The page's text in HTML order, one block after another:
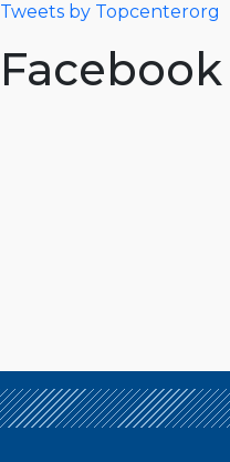
Tweets by Topcenterorg
Facebook